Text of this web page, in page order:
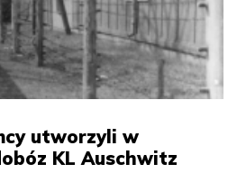
utworzyli w
KL Auschwitz